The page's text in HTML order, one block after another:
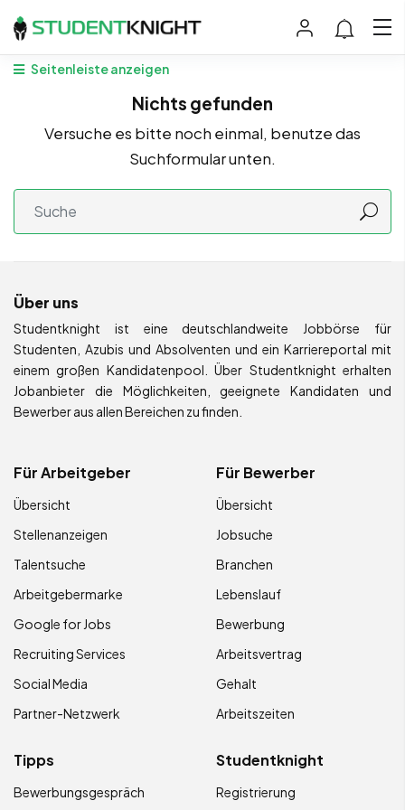
Seitenleiste anzeigen
Nichts gefunden
Versuche es bitte noch einmal, benutze das
Suchformular unten.
Über uns
Studentknight ist eine deutschlandweite Jobbörse für
Studenten, Azubis und Absolventen und ein Karriereportal mit
einem großen Kandidatenpool. Über Studentknight erhalten
Jobanbieter die Möglichkeiten, geeignete Kandidaten und
Bewerber aus allen Bereichen zu finden.
Für Arbeitgeber
Übersicht
Stellenanzeigen
Talentsuche
Arbeitgebermarke
Google for Jobs
Recruiting Services
Social Media
Partner-Netzwerk
Für Bewerber
Übersicht
Jobsuche
Branchen
Lebenslauf
Bewerbung
Arbeitsvertrag
Gehalt
Arbeitszeiten
Tipps
Bewerbungsgespräch
Studentknight
Registrierung